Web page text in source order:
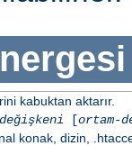
kabuktan aktarır.
[ortam-
konak, dizin,